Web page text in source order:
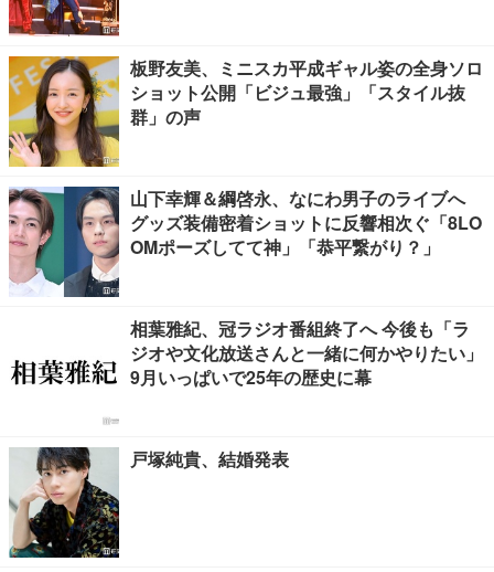
板野友美、ミニスカ平成ギャル姿の全身ソロ
ショット公開「ビジュ最強」「スタイル抜
群」の声
山下幸輝＆綱啓永、なにわ男子のライブへ
グッズ装備密着ショットに反響相次ぐ「8LO
OMポーズしてて神」「恭平繋がり？」
相葉雅紀、冠ラジオ番組終了へ 今後も「ラ
ジオや文化放送さんと一緒に何かやりたい」
9月いっぱいで25年の歴史に幕
戸塚純貴、結婚発表